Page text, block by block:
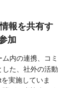
報を共有す
加
内の連携、コミ
した、社外の活動
実施していま